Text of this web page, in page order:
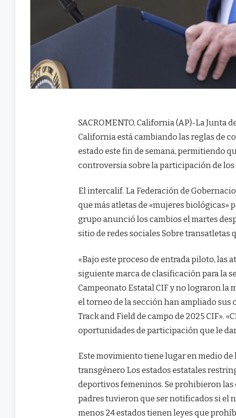
SACROMENTO, California (AP)-La Junta
California está cambiando las reglas de
estado este fin de semana, permitiendo
controversia sobre la participación de
El intercalif. La Federación de
que más atletas de «mujeres
grupo anunció los cambios el martes
sitio de redes sociales Sobre transatletas
«Bajo este proceso de entrada piloto,
siguiente marca de clasificación para la
Campeonato Estatal CIF y no lograron la
el torneo de la sección han ampliado
Track and Field de campo de 2025 CIF».
oportunidades de participación que le
Este movimiento tiene lugar en medio
transgénero Los estados estatales
deportivos femeninos. Se prohibieron
padres tuvieron que ser notificados si el
menos 24 estados tienen leyes que